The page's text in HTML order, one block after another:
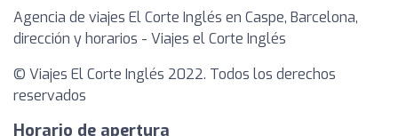
Agencia de viajes El Corte Inglés en Caspe, Barcelona,
dirección y horarios - Viajes el Corte Inglés
© Viajes El Corte Inglés 2022. Todos los derechos
reservados
Horario de apertura